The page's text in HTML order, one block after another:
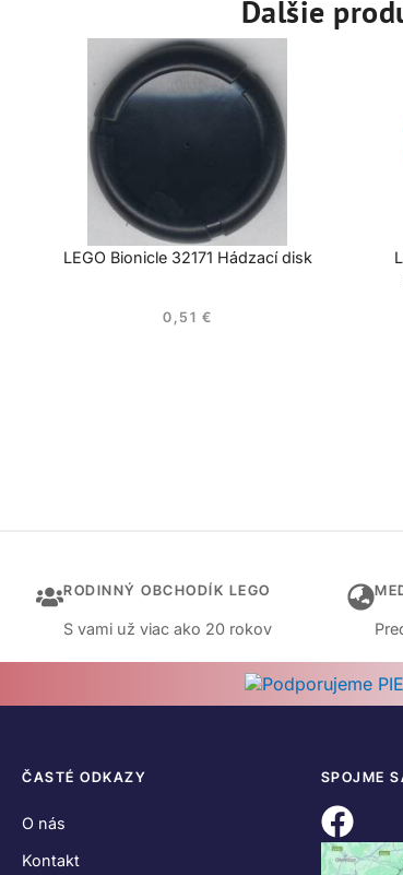
Ďalšie
LEGO Bionicle 32171 Hádzací disk
0,51 €
RODINNÝ OBCHODÍK LEGO
S vami už viac ako 20 rokov
ČASTÉ ODKAZY
O nás
Kontakt
SPOJME